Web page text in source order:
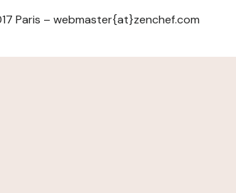
Paris – webmaster{at}zenchef.com